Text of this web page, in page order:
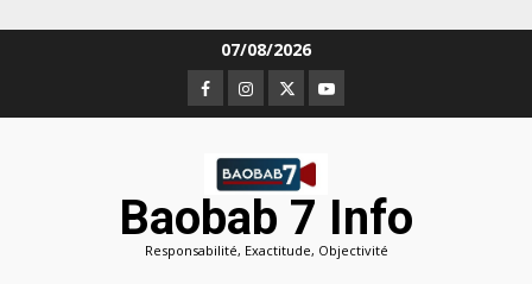
07/08/2026
Facebook
Instagram
TwitterYoutube
Baobab 7 Info
Responsabilité, Exactitude, Objectivité